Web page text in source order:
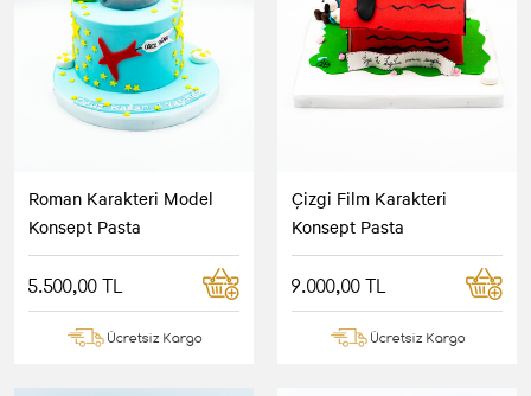
Roman Karakteri Model
Konsept Pasta
5.500,00 TL
Ücretsiz Kargo
Çizgi Film Karakteri
Konsept Pasta
9.000,00 TL
Ücretsiz Kargo